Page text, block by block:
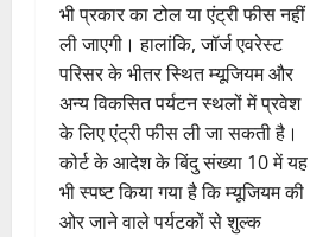
भी प्रकार का टोल या एंट्री फीस नहीं
ली जाएगी। हालांकि, जॉर्ज एवरेस्ट
परिसर के भीतर स्थित म्यूजियम और
अन्य विकसित पर्यटन स्थलों में प्रवेश
के लिए एंट्री फीस ली जा सकती है।
कोर्ट के आदेश के बिंदु संख्या 10 में यह
भी स्पष्ट किया गया है कि म्यूजियम की
ओर जाने वाले पर्यटकों से शुल्क